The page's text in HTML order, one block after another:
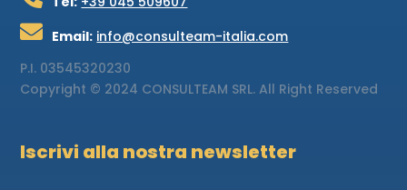
Email: info@consulteam-italia.com

P.I. 03545320230
Copyright © 2024 CONSULTEAM SRL. All Right Reserved
Iscrivi alla nostra newsletter